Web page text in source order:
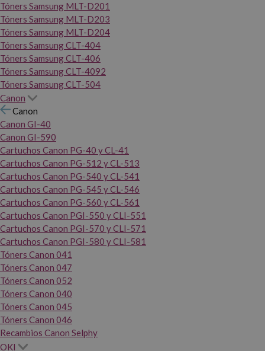
Tóners Samsung MLT-D201
Tóners Samsung MLT-D203
Tóners Samsung MLT-D204
Tóners Samsung CLT-404
Tóners Samsung CLT-406
Tóners Samsung CLT-4092
Tóners Samsung CLT-504
Canon
Canon
Canon GI-40
Canon GI-590
Cartuchos Canon PG-40 y CL-41
Cartuchos Canon PG-512 y CL-513
Cartuchos Canon PG-540 y CL-541
Cartuchos Canon PG-545 y CL-546
Cartuchos Canon PG-560 y CL-561
Cartuchos Canon PGI-550 y CLI-551
Cartuchos Canon PGI-570 y CLI-571
Cartuchos Canon PGI-580 y CLI-581
Tóners Canon 041
Tóners Canon 047
Tóners Canon 052
Tóners Canon 040
Tóners Canon 045
Tóners Canon 046
Recambios Canon Selphy
OKI